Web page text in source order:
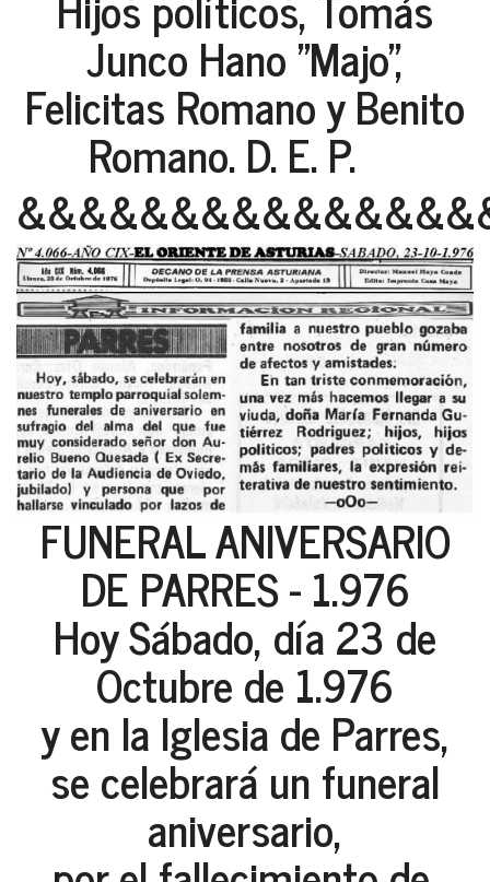
Junco Hano "Majo",
Felicitas Romano y Benito
Romano. D. E. P.
FUNERAL ANIVERSARIO
DE PARRES - 1.976
Hoy Sábado, día 23 de
Octubre de 1.976
y en la Iglesia de Parres,
se celebrará un funeral
aniversario,